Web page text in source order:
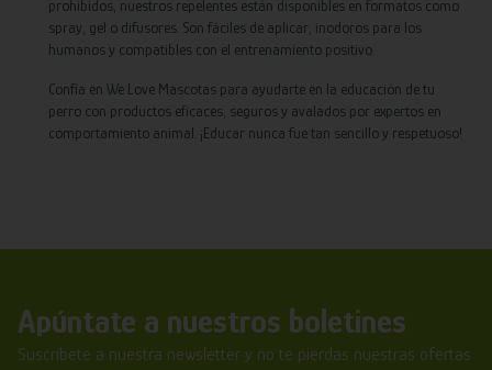
prohibidos, nuestros repelentes están disponibles en formatos como
spray, gel o difusores. Son fáciles de aplicar, inodoros para los
humanos y compatibles con el entrenamiento positivo.
Confía en We Love Mascotas para ayudarte en la educación de tu
perro con productos eficaces, seguros y avalados por expertos en
comportamiento animal. ¡Educar nunca fue tan sencillo y respetuoso!
Apúntate a nuestros boletines
Suscríbete a nuestra newsletter y no te pierdas nuestras ofertas